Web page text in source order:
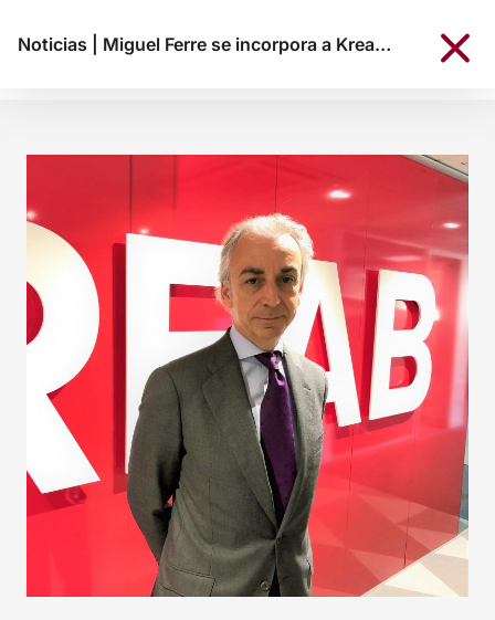
Noticias Miguel Ferre se incorpora a Kreab para liderar el área de Financial Policy